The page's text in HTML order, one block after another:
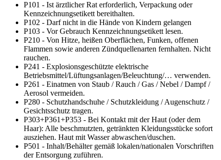
P101 - Ist ärztlicher Rat erforderlich, Verpackung oder
Kennzeichnungsetikett bereithalten.
P102 - Darf nicht in die Hände von Kindern gelangen
P103 - Vor Gebrauch Kennzeichnungsetikett lesen.
P210 - Von Hitze, heißen Oberflächen, Funken, offenen
Flammen sowie anderen Zündquellenarten fernhalten. Nicht
rauchen.
P241 - Explosionsgeschützte elektrische
Betriebsmittel/Lüftungsanlagen/Beleuchtung/… verwenden.
P261 - Einatmen von Staub / Rauch / Gas / Nebel / Dampf /
Aerosol vermeiden.
P280 - Schutzhandschuhe / Schutzkleidung / Augenschutz /
Gesichtsschutz tragen.
P303+P361+P353 - Bei Kontakt mit der Haut (oder dem
Haar): Alle beschmutzten, getränkten Kleidungsstücke sofort
ausziehen. Haut mit Wasser abwaschen/duschen.
P501 - Inhalt/Behälter gemäß lokalen/nationalen Vorschriften
der Entsorgung zuführen.